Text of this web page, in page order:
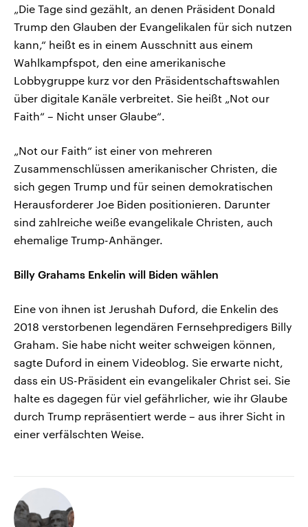
„Die Tage sind gezählt, an denen Präsident Donald
Trump den Glauben der Evangelikalen für sich nutzen
kann,“ heißt es in einem Ausschnitt aus einem
Wahlkampfspot, den eine amerikanische
Lobbygruppe kurz vor den Präsidentschaftswahlen
über digitale Kanäle verbreitet. Sie heißt „Not our
Faith“ – Nicht unser Glaube“.
„Not our Faith“ ist einer von mehreren
Zusammenschlüssen amerikanischer Christen, die
sich gegen Trump und für seinen demokratischen
Herausforderer Joe Biden positionieren. Darunter
sind zahlreiche weiße evangelikale Christen, auch
ehemalige Trump-Anhänger.
Billy Grahams Enkelin will Biden wählen
Eine von ihnen ist Jerushah Duford, die Enkelin des
2018 verstorbenen legendären Fernsehpredigers Billy
Graham. Sie habe nicht weiter schweigen können,
sagte Duford in einem Videoblog. Sie erwarte nicht,
dass ein US-Präsident ein evangelikaler Christ sei. Sie
halte es dagegen für viel gefährlicher, wie ihr Glaube
durch Trump repräsentiert werde – aus ihrer Sicht in
einer verfälschten Weise.